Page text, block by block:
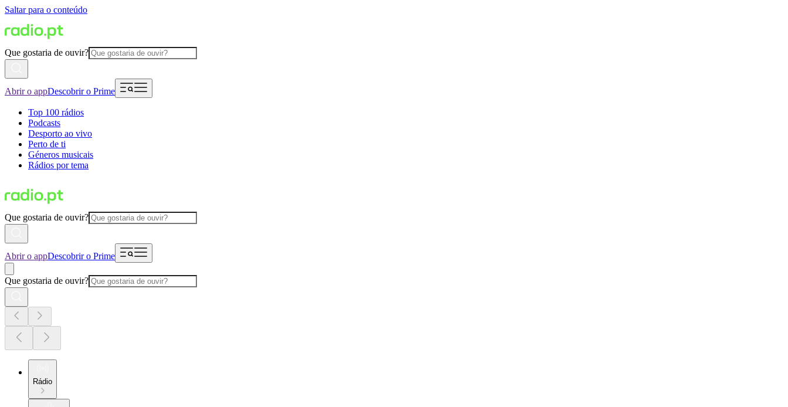
Saltar para o conteúdo
Que gostaria de ouvir?
Abrir o appDescobrir o Prime
Top 100 rádios
Podcasts
Desporto ao vivo
Perto de ti
Géneros musicais
Rádios por tema
Que gostaria de ouvir?
Abrir o appDescobrir o Prime
Que gostaria de ouvir?
Rádio